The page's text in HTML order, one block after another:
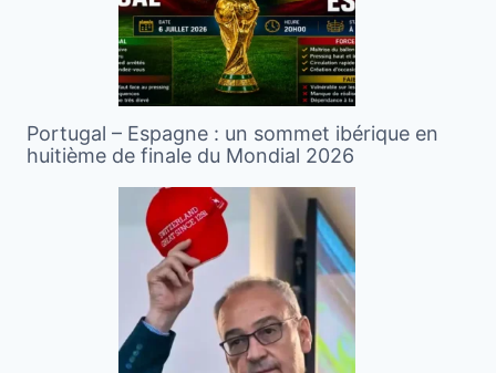
Portugal – Espagne : un sommet ibérique en
huitième de finale du Mondial 2026